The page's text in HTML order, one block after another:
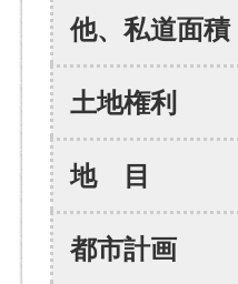
他、私道面積
土地権利
地 目
都市計画